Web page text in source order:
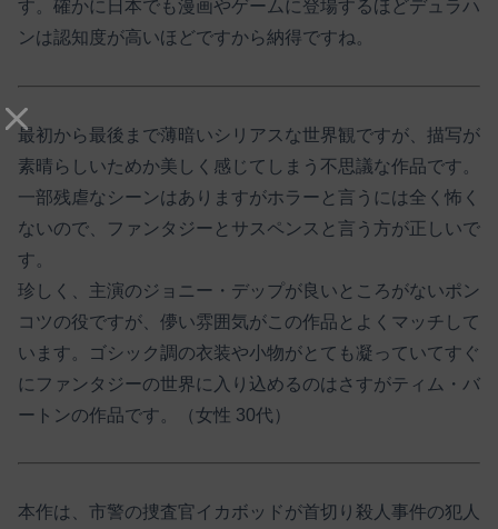
す。確かに日本でも漫画やゲームに登場するほどデュラハ
ンは認知度が高いほどですから納得ですね。
最初から最後まで薄暗いシリアスな世界観ですが、描写が
素晴らしいためか美しく感じてしまう不思議な作品です。
一部残虐なシーンはありますがホラーと言うには全く怖く
ないので、ファンタジーとサスペンスと言う方が正しいで
す。
珍しく、主演のジョニー・デップが良いところがないポン
コツの役ですが、儚い雰囲気がこの作品とよくマッチして
います。ゴシック調の衣装や小物がとても凝っていてすぐ
にファンタジーの世界に入り込めるのはさすがティム・バ
ートンの作品です。（女性 30代）
本作は、市警の捜査官イカボッドが首切り殺人事件の犯人